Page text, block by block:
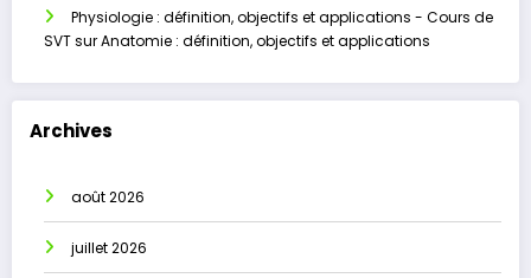
Physiologie : définition, objectifs et applications - Cours de
SVTsurAnatomie : définition, objectifs et applications
Archives
août 2026
juillet 2026